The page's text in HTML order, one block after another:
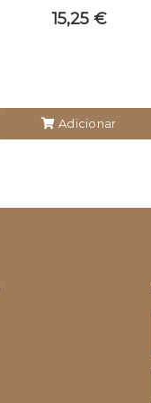
15,25 €
Adicionar